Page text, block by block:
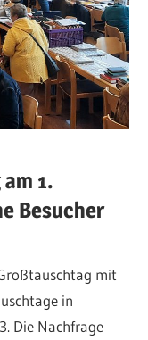
1.
Besucher
mit
in
Die Nachfrage